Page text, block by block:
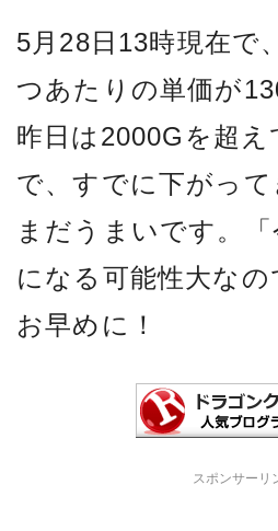
5月28日13時現在で
つあたりの単価が
昨日は2000Gを超
で、すでに下がっ
まだうまいです。「
になる可能性大な
お早めに！
スポンサーリ